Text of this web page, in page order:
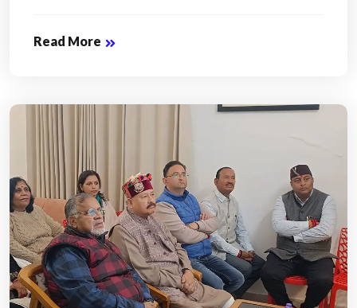
Read More